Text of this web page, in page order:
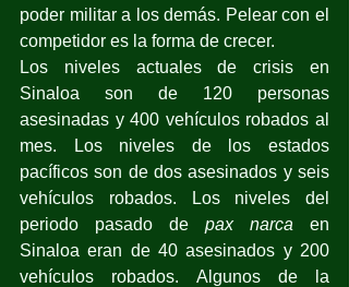
poder militar a los demás. Pelear con el
competidor es la forma de crecer.
Los niveles actuales de crisis en
Sinaloa son de 120 personas
asesinadas y 400 vehículos robados al
mes. Los niveles de los estados
pacíficos son de dos asesinados y seis
vehículos robados. Los niveles del
periodo pasado de pax narca en
Sinaloa eran de 40 asesinados y 200
vehículos robados. Algunos de la